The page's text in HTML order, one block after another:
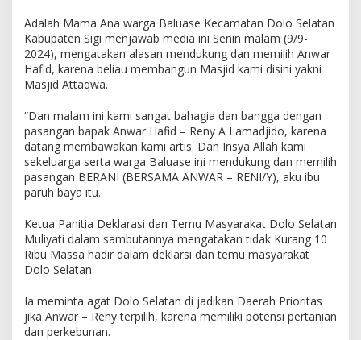
Adalah Mama Ana warga Baluase Kecamatan Dolo Selatan
Kabupaten Sigi menjawab media ini Senin malam (9/9-
2024), mengatakan alasan mendukung dan memilih Anwar
Hafid, karena beliau membangun Masjid kami disini yakni
Masjid Attaqwa.
“Dan malam ini kami sangat bahagia dan bangga dengan
pasangan bapak Anwar Hafid – Reny A Lamadjido, karena
datang membawakan kami artis. Dan Insya Allah kami
sekeluarga serta warga Baluase ini mendukung dan memilih
pasangan BERANI (BERSAMA ANWAR – RENI/Y), aku ibu
paruh baya itu.
Ketua Panitia Deklarasi dan Temu Masyarakat Dolo Selatan
Muliyati dalam sambutannya mengatakan tidak Kurang 10
Ribu Massa hadir dalam deklarsi dan temu masyarakat
Dolo Selatan.
Ia meminta agat Dolo Selatan di jadikan Daerah Prioritas
jika Anwar – Reny terpilih, karena memiliki potensi pertanian
dan perkebunan.